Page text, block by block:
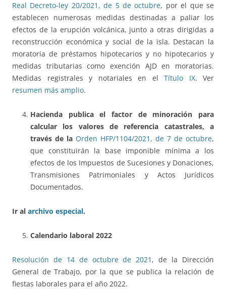
Real Decreto-ley 20/2021, de 5 de octubre, por el que se
establecen numerosas medidas destinadas a paliar los
efectos de la erupción volcánica, junto a otras dirigidas a
reconstrucción económica y social de la isla. Destacan la
moratoria de préstamos hipotecarios y no hipotecarios y
medidas tributarias como exención AJD en moratorias.
Medidas registrales y notariales en el Título IX. Ver
resumen más amplio.
Hacienda publica el factor de minoración para
calcular los valores de referencia catastrales, a
través de la Orden HFP/1104/2021, de 7 de octubre,
que constituirán la base imponible mínima a los
efectos de los Impuestos de Sucesiones y Donaciones,
Transmisiones Patrimoniales y Actos Jurídicos
Documentados.
Ir al archivo especial.
Calendario laboral 2022
Resolución de 14 de octubre de 2021 , de la Dirección
General de Trabajo, por la que se publica la relación de
fiestas laborales para el año 2022.